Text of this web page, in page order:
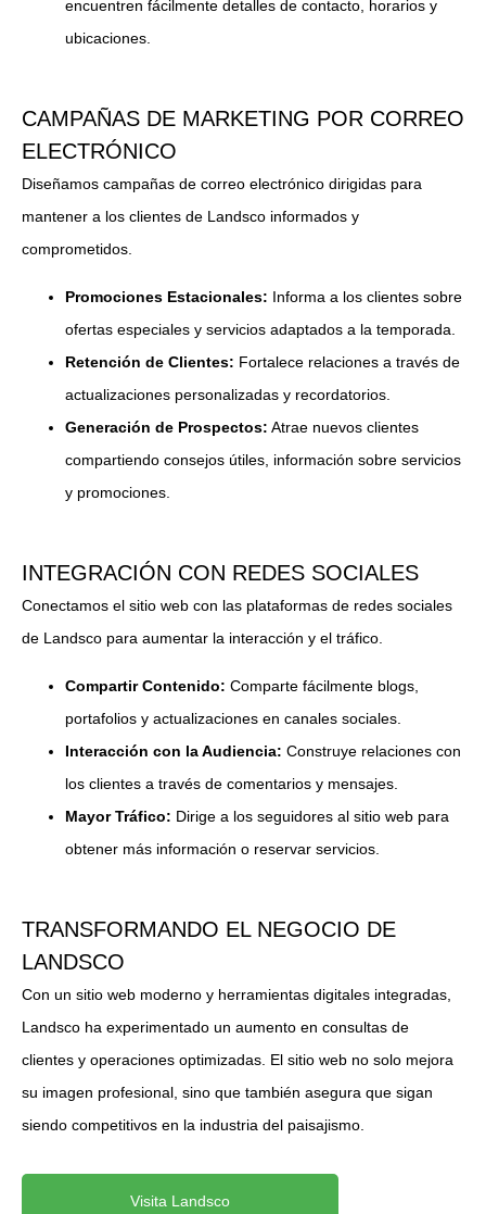
encuentren fácilmente detalles de contacto, horarios y
ubicaciones.
CAMPAÑAS DE MARKETING POR CORREO
ELECTRÓNICO
Diseñamos campañas de correo electrónico dirigidas para
mantener a los clientes de Landsco informados y
comprometidos.
Promociones Estacionales: Informa a los clientes sobre
ofertas especiales y servicios adaptados a la temporada.
Retención de Clientes: Fortalece relaciones a través de
actualizaciones personalizadas y recordatorios.
Generación de Prospectos: Atrae nuevos clientes
compartiendo consejos útiles, información sobre servicios
y promociones.
INTEGRACIÓN CON REDES SOCIALES
Conectamos el sitio web con las plataformas de redes sociales
de Landsco para aumentar la interacción y el tráfico.
Compartir Contenido: Comparte fácilmente blogs,
portafolios y actualizaciones en canales sociales.
Interacción con la Audiencia: Construye relaciones con
los clientes a través de comentarios y mensajes.
Mayor Tráfico: Dirige a los seguidores al sitio web para
obtener más información o reservar servicios.
TRANSFORMANDO EL NEGOCIO DE
LANDSCO
Con un sitio web moderno y herramientas digitales integradas,
Landsco ha experimentado un aumento en consultas de
clientes y operaciones optimizadas. El sitio web no solo mejora
su imagen profesional, sino que también asegura que sigan
siendo competitivos en la industria del paisajismo.
Visita Landsco